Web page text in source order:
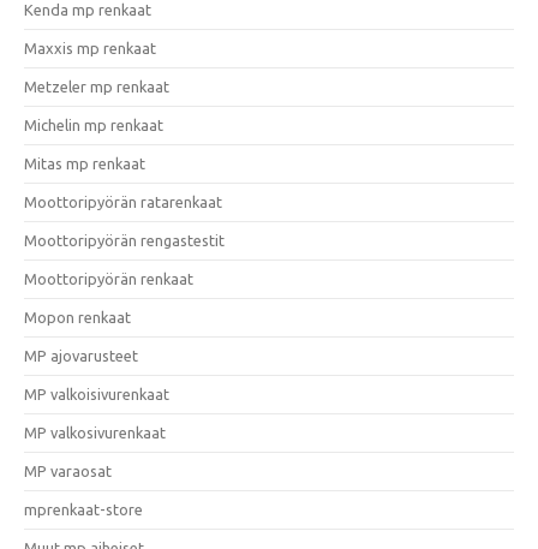
Kenda mp renkaat
Maxxis mp renkaat
Metzeler mp renkaat
Michelin mp renkaat
Mitas mp renkaat
Moottoripyörän ratarenkaat
Moottoripyörän rengastestit
Moottoripyörän renkaat
Mopon renkaat
MP ajovarusteet
MP valkoisivurenkaat
MP valkosivurenkaat
MP varaosat
mprenkaat-store